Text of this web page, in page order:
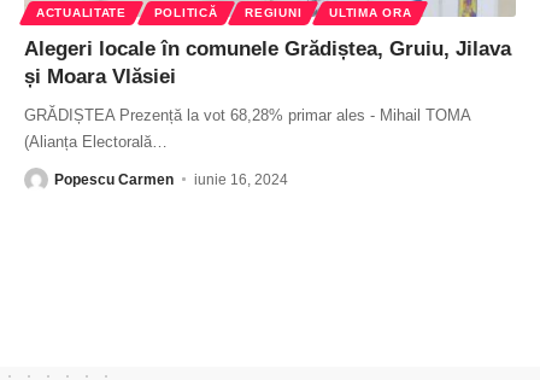
ACTUALITATE POLITICĂ REGIUNI ULTIMA ORA
Alegeri locale în comunele Grădiștea, Gruiu, Jilava
și Moara Vlăsiei
GRĂDIȘTEA Prezență la vot 68,28% primar ales - Mihail TOMA
(Alianța Electorală
Popescu Carmen iunie 16, 2024